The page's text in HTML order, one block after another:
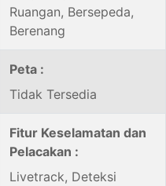
Ruangan, Bersepeda,
Berenang
Peta :
Tidak Tersedia
Fitur Keselamatan dan
Pelacakan :
Livetrack, Deteksi